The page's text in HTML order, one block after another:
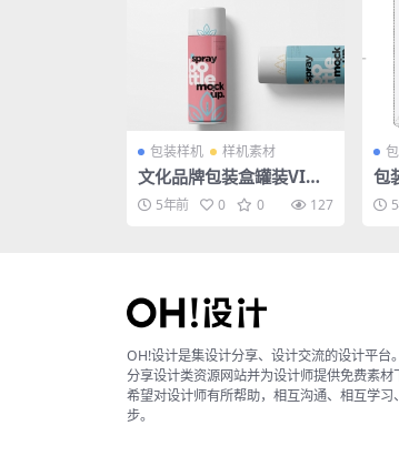
包装样机 样机素材
文化品牌包装盒罐装VI贴
图样机效果图PS素材
5年前 0 0 127
包
矢
OH!设计是集设计分享、设计交流的设计平台。
分享设计类资源网站并为设计师提供免费素材
希望对设计师有所帮助，相互沟通、相互学
步。